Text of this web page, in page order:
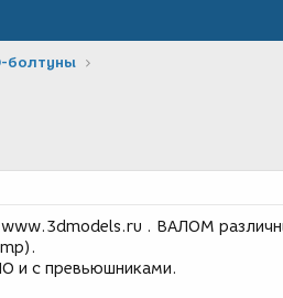
болтуны
www.3dmodels.ru . ВАЛОМ
и с превьюшниками.